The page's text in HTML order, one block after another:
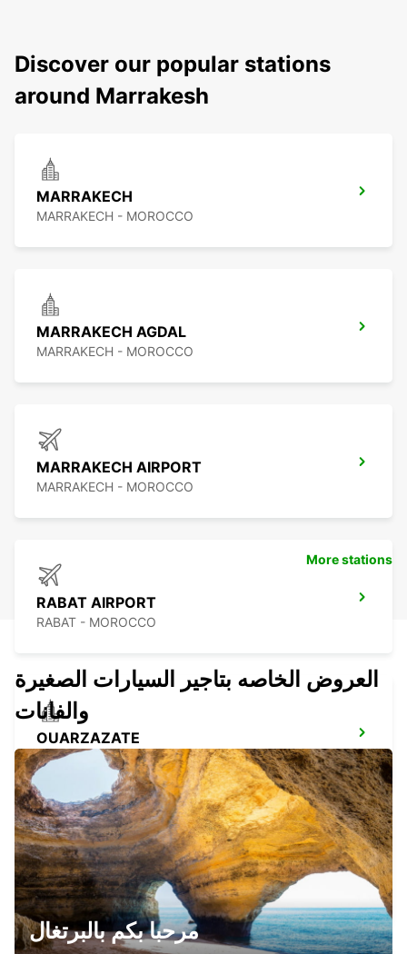
Discover our popular stations
around Marrakesh
MARRAKECH
MARRAKECH - MOROCCO
MARRAKECH AGDAL
MARRAKECH - MOROCCO
MARRAKECH AIRPORT
MARRAKECH - MOROCCO
RABAT AIRPORT
RABAT - MOROCCO
OUARZAZATE
OUARZAZATE - MOROCCO
OUARZAZATE AIRPORT
OUARZAZATE - MOROCCO
More stations
العروض الخاصه بتاجير السيارات الصغيرة
والفانات
مرحبا بكم بالبرتغال